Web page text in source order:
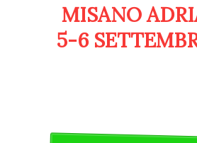
MISANO
5-6